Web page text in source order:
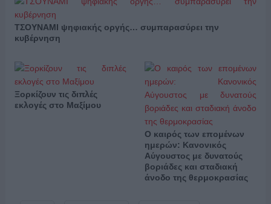
ΤΣΟΥΝΑΜΙ ψηφιακής οργής… συμπαρασύρει την
κυβέρνηση
Ξορκίζουν τις διπλές
εκλογές στο Μαξίμου
Ο καιρός των επομένων
ημερών: Κανονικός
Αύγουστος με δυνατούς
βοριάδες και σταδιακή
άνοδο της θερμοκρασίας